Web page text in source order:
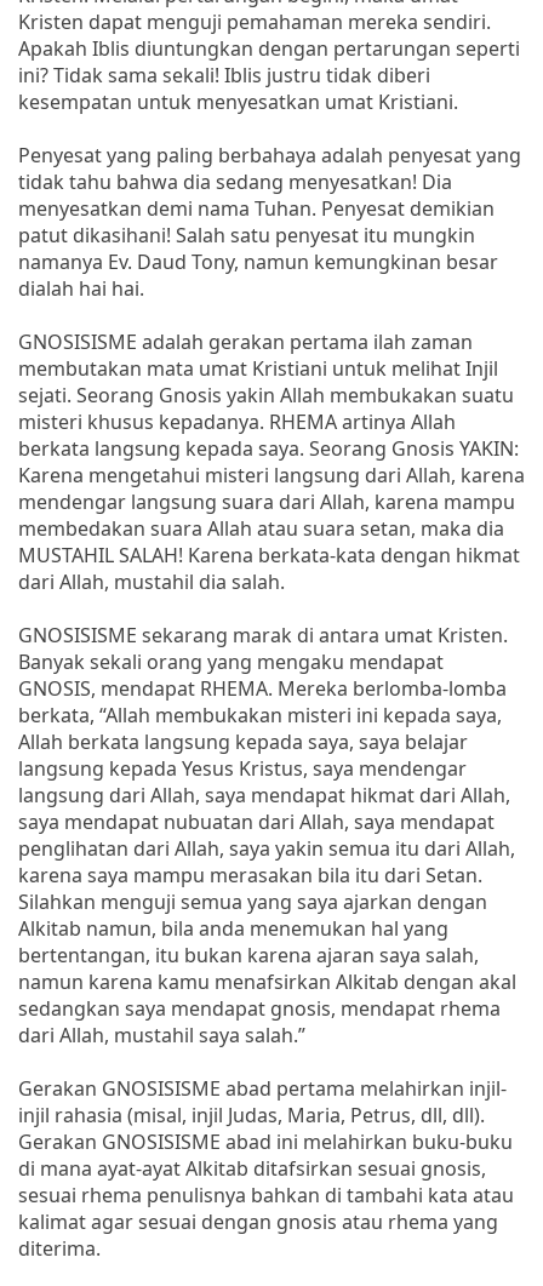
Kristen dapat menguji pemahaman mereka sendiri.
Apakah Iblis diuntungkan dengan pertarungan seperti
ini? Tidak sama sekali! Iblis justru tidak diberi
kesempatan untuk menyesatkan umat Kristiani.
Penyesat yang paling berbahaya adalah penyesat yang
tidak tahu bahwa dia sedang menyesatkan! Dia
menyesatkan demi nama Tuhan. Penyesat demikian
patut dikasihani! Salah satu penyesat itu mungkin
namanya Ev. Daud Tony, namun kemungkinan besar
dialah hai hai.
GNOSISISME adalah gerakan pertama ilah zaman
membutakan mata umat Kristiani untuk melihat Injil
sejati. Seorang Gnosis yakin Allah membukakan suatu
misteri khusus kepadanya. RHEMA artinya Allah
berkata langsung kepada saya. Seorang Gnosis YAKIN:
Karena mengetahui misteri langsung dari Allah, karena
mendengar langsung suara dari Allah, karena mampu
membedakan suara Allah atau suara setan, maka dia
MUSTAHIL SALAH! Karena berkata-kata dengan hikmat
dari Allah, mustahil dia salah.
GNOSISISME sekarang marak di antara umat Kristen.
Banyak sekali orang yang mengaku mendapat
GNOSIS, mendapat RHEMA. Mereka berlomba-lomba
berkata, “Allah membukakan misteri ini kepada saya,
Allah berkata langsung kepada saya, saya belajar
langsung kepada Yesus Kristus, saya mendengar
langsung dari Allah, saya mendapat hikmat dari Allah,
saya mendapat nubuatan dari Allah, saya mendapat
penglihatan dari Allah, saya yakin semua itu dari Allah,
karena saya mampu merasakan bila itu dari Setan.
Silahkan menguji semua yang saya ajarkan dengan
Alkitab namun, bila anda menemukan hal yang
bertentangan, itu bukan karena ajaran saya salah,
namun karena kamu menafsirkan Alkitab dengan akal
sedangkan saya mendapat gnosis, mendapat rhema
dari Allah, mustahil saya salah.”
Gerakan GNOSISISME abad pertama melahirkan injil-
injil rahasia (misal, injil Judas, Maria, Petrus, dll, dll).
Gerakan GNOSISISME abad ini melahirkan buku-buku
di mana ayat-ayat Alkitab ditafsirkan sesuai gnosis,
sesuai rhema penulisnya bahkan di tambahi kata atau
kalimat agar sesuai dengan gnosis atau rhema yang
diterima.